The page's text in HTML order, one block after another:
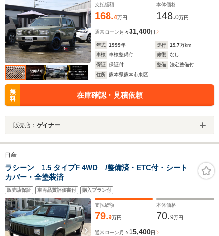
支払総額
168.4万円
本体価格
148.0万円
通常ローン 月々31,400円
年式 1999年 走行 19.7万km
車検
車検整備付 修復
なし
保証
保証付 整備
法定整備付
住所
熊本県熊本市東区
無
料
在庫確認・見積依頼
販売店： ゲイナー
日産
ラシーン 1.5 タイプF 4WD /整備済・ETC付・シート
カバー・全塗装済
販売店保証 車両品質評価書付 購入プラン付
支払総額
79.9万円
本体価格
70.9万円
通常ローン 月々 15,400円